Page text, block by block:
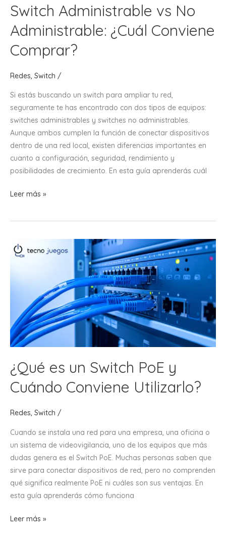
Switch Administrable vs No
Administrable: ¿Cuál Conviene
Comprar?
Redes Switch /
Si estás buscando un switch para ampliar tu red,
seguramente te has encontrado con dos tipos de equipos:
switches administrables y switches no administrables.
Aunque ambos cumplen la función de conectar dispositivos
dentro de una red local, existen diferencias importantes en
cuanto a configuración, seguridad, rendimiento y
posibilidades de crecimiento. En esta guía aprenderás cuál
Switch
vs
Administrable:
¿Cuál
Leer más »
¿Qué es un Switch PoE y
Cuándo Conviene Utilizarlo?
Redes, Switch /
Cuando se instala una red para una empresa, una oficina o
un sistema de videovigilancia, uno de los equipos que más
dudas genera es el Switch PoE. Muchas personas saben que
sirve para conectar dispositivos de red, pero no comprenden
qué significa realmente PoE ni cuáles son sus ventajas. En
esta guía aprenderás cómo funciona
¿Qué
Leer más »